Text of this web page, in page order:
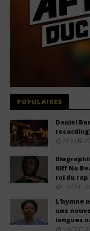
POPULAIRES
Daniel
29 JUIN
Kiff No
roi du
1 AOÛT
L’hymne
une
langues
1 AOÛT